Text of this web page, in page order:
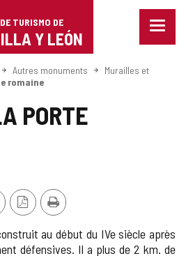
TURISMO DE
Y LEÓN
Menu
Autres monuments
Murailles et
romaine
PORTE
VersionImprimer
au début du IVe siècle après
défensives. Il a plus de 2 km. de